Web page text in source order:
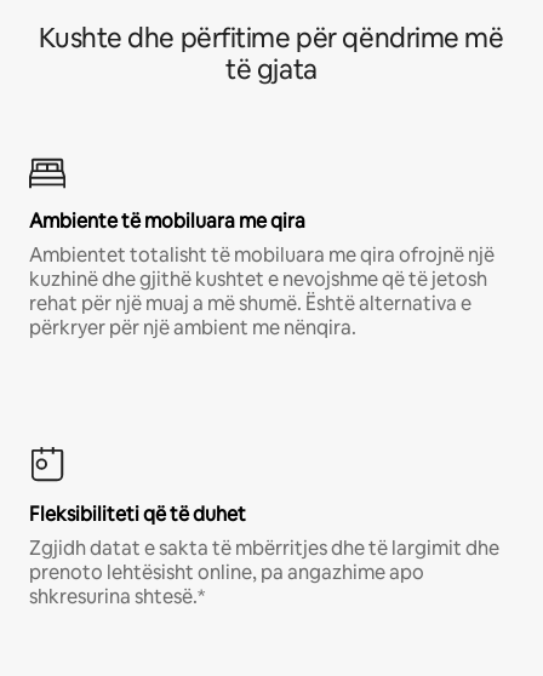
Kushte dhe përfitime për qëndrime më
të gjata
Ambiente të mobiluara me qira
Ambientet totalisht të mobiluara me qira ofrojnë një
kuzhinë dhe gjithë kushtet e nevojshme që të jetosh
rehat për një muaj a më shumë. Është alternativa e
përkryer për një ambient me nënqira.
Fleksibiliteti që të duhet
Zgjidh datat e sakta të mbërritjes dhe të largimit dhe
prenoto lehtësisht online, pa angazhime apo
shkresurina shtesë.*